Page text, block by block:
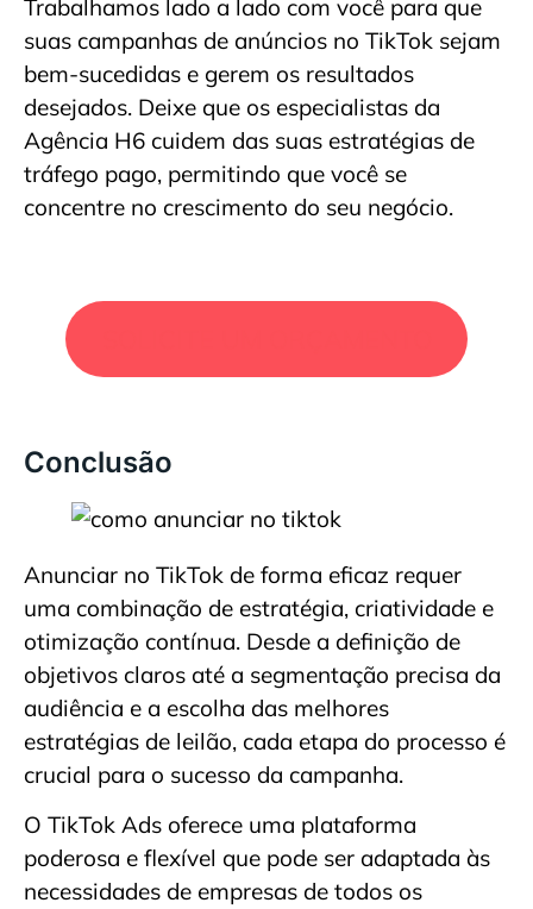
Trabalhamos lado a lado com você para que
suas campanhas de anúncios no TikTok sejam
bem-sucedidas e gerem os resultados
desejados. Deixe que os especialistas da
Agência H6 cuidem das suas estratégias de
tráfego pago, permitindo que você se
concentre no crescimento do seu negócio.
Conclusão
Anunciar no TikTok de forma eficaz requer
uma combinação de estratégia, criatividade e
otimização contínua. Desde a definição de
objetivos claros até a segmentação precisa da
audiência e a escolha das melhores
estratégias de leilão, cada etapa do processo é
crucial para o sucesso da campanha.
O TikTok Ads oferece uma plataforma
poderosa e flexível que pode ser adaptada às
necessidades de empresas de todos os